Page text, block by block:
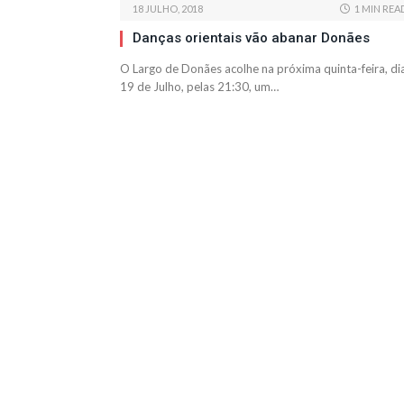
18 JULHO, 2018 1 MIN
Danças orientais vão abanar Donães
O Largo de Donães acolhe na próxima quinta-feira,
19 de Julho, pelas 21:30, um…